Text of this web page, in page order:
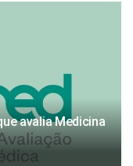
avalia Medicina